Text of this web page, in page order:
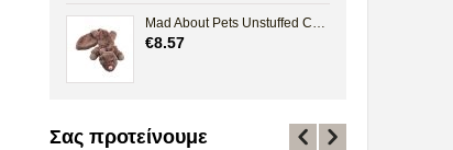
Mad About Pets Unstuffed Chipmunk
€8.57
Σας προτείνουμε